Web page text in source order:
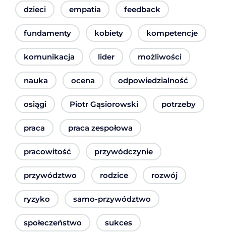
dzieci empatia feedback
fundamenty kobiety kompetencje
komunikacja lider możliwości
nauka ocena odpowiedzialność
osiągi Piotr Gąsiorowski potrzeby
praca praca zespołowa
pracowitość przywódczynie
przywództwo rodzice rozwój
ryzyko samo-przywództwo
społeczeństwo sukces